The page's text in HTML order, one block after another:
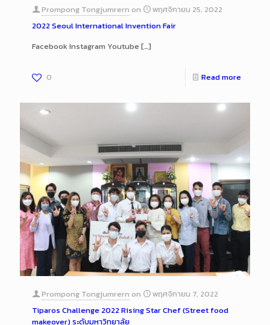
Prompong Tongjumrern on
พฤศจิกายน 25, 2022
2022 Seoul International Invention Fair
Facebook Instagram Youtube […]
0 Read more
Prompong Tongjumrern on
พฤศจิกายน 7, 2022
Tiparos Challenge 2022 Rising Star Chef (Street food
makeover) ระดับมหาวิทยาลัย